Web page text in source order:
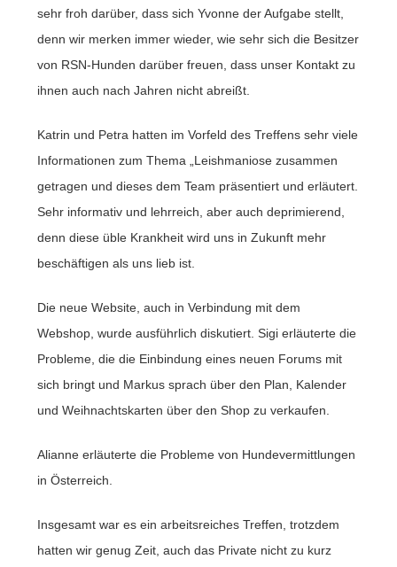
sehr froh darüber, dass sich Yvonne der Aufgabe stellt,
denn wir merken immer wieder, wie sehr sich die Besitzer
von RSN-Hunden darüber freuen, dass unser Kontakt zu
ihnen auch nach Jahren nicht abreißt.
Katrin und Petra hatten im Vorfeld des Treffens sehr viele
Informationen zum Thema „Leishmaniose zusammen
getragen und dieses dem Team präsentiert und erläutert.
Sehr informativ und lehrreich, aber auch deprimierend,
denn diese üble Krankheit wird uns in Zukunft mehr
beschäftigen als uns lieb ist.
Die neue Website, auch in Verbindung mit dem
Webshop, wurde ausführlich diskutiert. Sigi erläuterte die
Probleme, die die Einbindung eines neuen Forums mit
sich bringt und Markus sprach über den Plan, Kalender
und Weihnachtskarten über den Shop zu verkaufen.
Alianne erläuterte die Probleme von Hundevermittlungen
in Österreich.
Insgesamt war es ein arbeitsreiches Treffen, trotzdem
hatten wir genug Zeit, auch das Private nicht zu kurz